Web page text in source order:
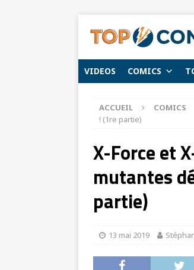
VIDEOS COMICS
ACCUEIL COMICS
! (1re partie)
X-Force et
mutantes
partie)
13 mai 2019